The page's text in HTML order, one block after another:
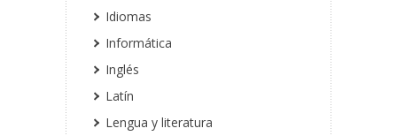
Idiomas
Informática
Inglés
Latín
Lengua y literatura